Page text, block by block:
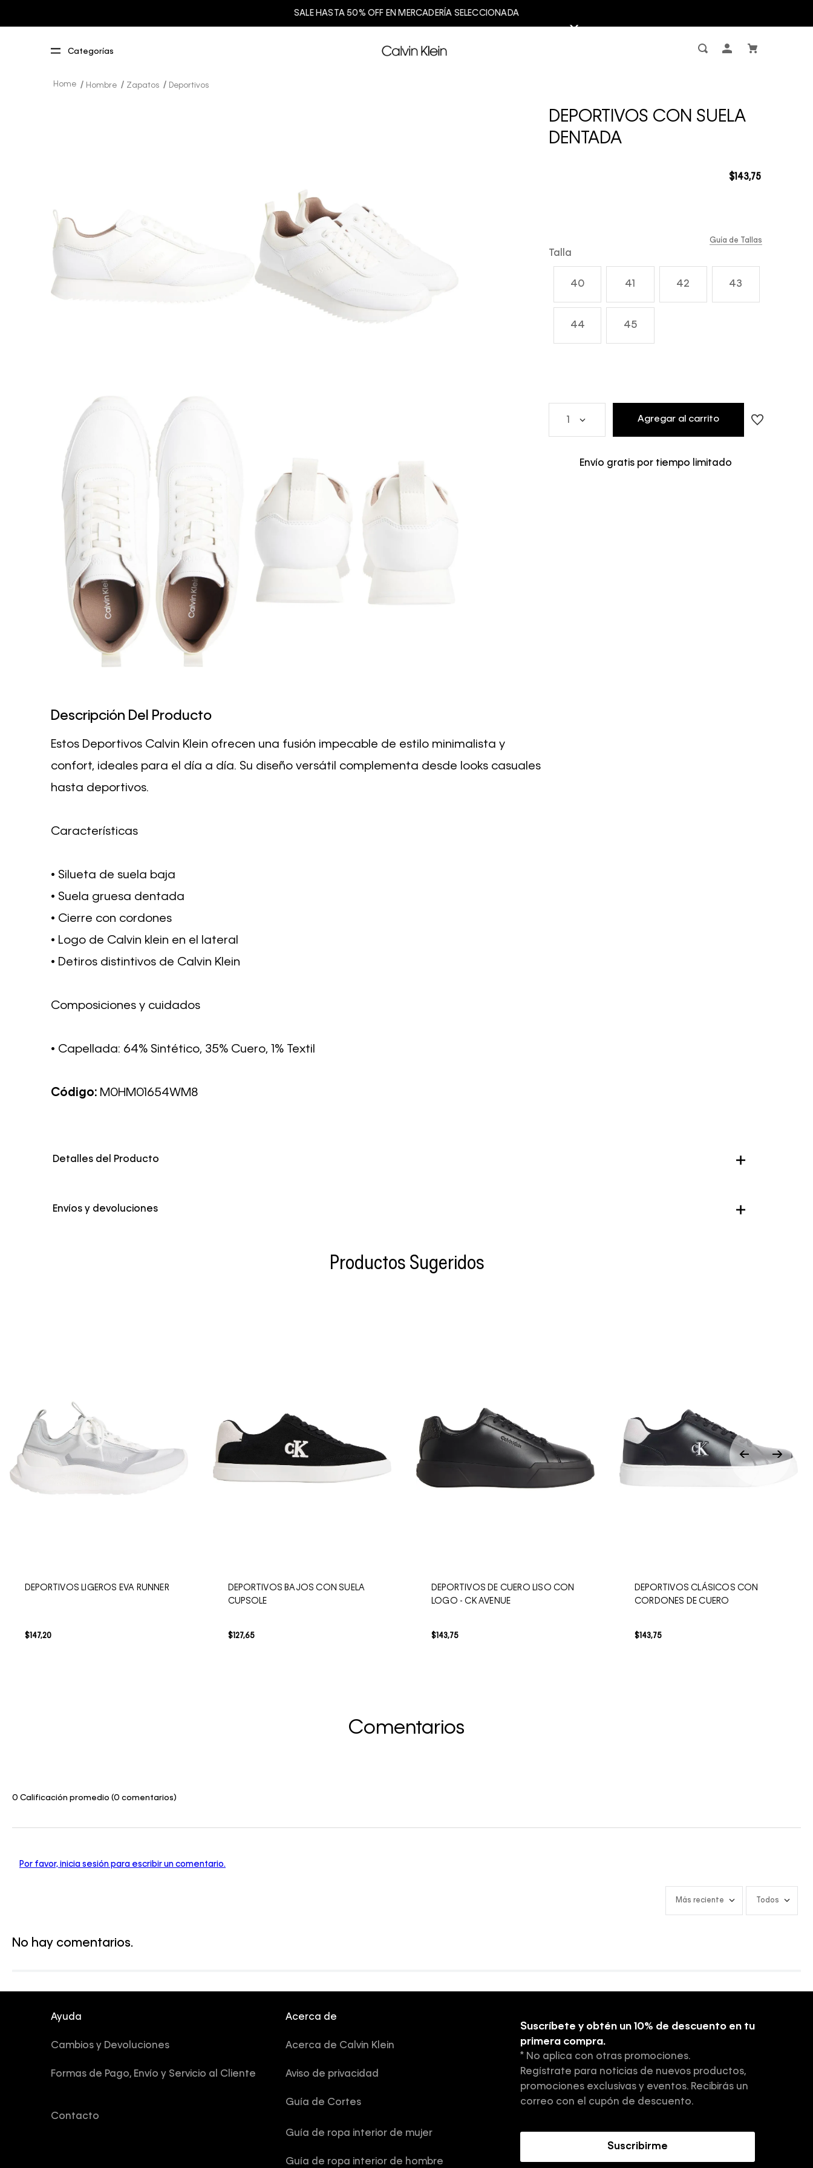
SALE HASTA 50% OFF EN MERCADERÍA SELECCIONADA
Hombre Zapatos Deportivos
DEPORTIVOS CON SUELA
DENTADA
$143,75
Talla
40 41 42 43
44 45
Guía de Tallas
Agregar al carrito
Envío gratis por tiempo limitado
Descripción Del Producto
Estos Deportivos Calvin Klein ofrecen una fusión impecable de estilo minimalista y
confort, ideales para el día a día. Su diseño versátil complementa desde looks casuales
hasta deportivos.
Características
• Silueta de suela baja
• Suela gruesa dentada
• Cierre con cordones
• Logo de Calvin klein en el lateral
• Detiros distintivos de Calvin Klein
Composiciones y cuidados
• Capellada: 64% Sintético, 35% Cuero, 1% Textil
Código: M0HM01654WM8
Detalles del Producto
Envíos y devoluciones
Productos Sugeridos
DEPORTIVOS LIGEROS EVA RUNNER
$147,20
DEPORTIVOS BAJOS CON SUELA
CUPSOLE
$127,65
DEPORTIVOS DE CUERO LISO CON
LOGO - CK AVENUE
$143,75
DEPORTIVOS CLÁSICOS CON
CORDONES DE CUERO
$143,75
Comentarios
0 Calificación promedio (0 comentarios)
Por favor, inicia sesión para escribir un comentario.
Más reciente Todos
No hay comentarios.
Ayuda
Cambios y Devoluciones
Formas de Pago, Envío y Servicio al Cliente
Contacto
Acerca de
Acerca de Calvin Klein
Aviso de privacidad
Guía de Cortes
Guía de ropa interior de mujer
Guía de ropa interior de hombre
Suscríbete y obtén un 10% de descuento en tu
primera compra.
* No aplica con otras promociones.
Regístrate para noticias de nuevos productos,
promociones exclusivas y eventos. Recibirás un
correo con el cupón de descuento.
Suscribirme